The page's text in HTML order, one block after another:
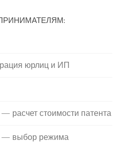
юрлиц и ИП
расчет стоимости патента
— выбор режима